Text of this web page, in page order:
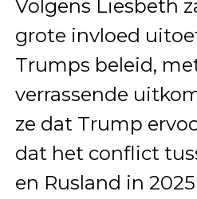
Volgens Liesbeth
grote invloed
Trumps beleid,
verrassende
ze dat Trump
dat het conflict
en Rusland in